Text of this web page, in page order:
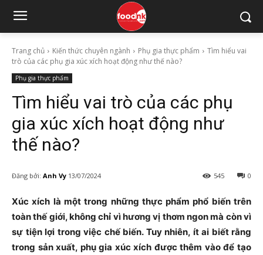
Trang chủ Kiến thức chuyên ngành Phụ gia thực phẩm
Tìm hiểu vai
trò của các phụ gia xúc xích hoạt động như thế nào?
Phụ gia thực phẩm
Tìm hiểu vai trò của các phụ
gia xúc xích hoạt động như
thế nào?
Đăng bởi: Anh Vy 13/07/2024 0
545
Xúc xích là một trong những thực phẩm phổ biến trên
toàn thế giới, không chỉ vì hương vị thơm ngon mà còn vì
sự tiện lợi trong việc chế biến. Tuy nhiên, ít ai biết rằng
trong sản xuất, phụ gia xúc xích được thêm vào để tạo